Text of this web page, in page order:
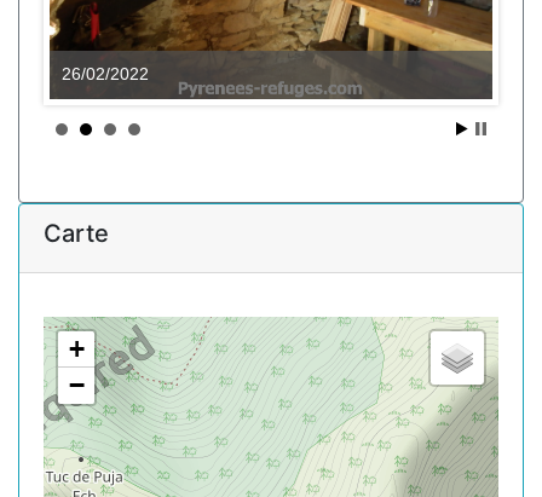
26/02/2022
Carte
+
−